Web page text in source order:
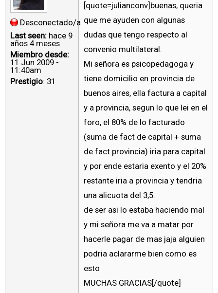
Desconectado/a
Last seen: hace 9
años 4 meses
Miembro desde:
11 Jun 2009 -
11:40am
Prestigio: 31
[quote=julianconv]buenas, queria
que me ayuden con algunas
dudas que tengo respecto al
convenio multilateral.
Mi señora es psicopedagoga y
tiene domicilio en provincia de
buenos aires, ella factura a capital
y a provincia, segun lo que lei en el
foro, el 80% de lo facturado
(suma de fact de capital + suma
de fact provincia) iria para capital
y por ende estaria exento y el 20%
restante iria a provincia y tendria
una alicuota del 3,5.
de ser asi lo estaba haciendo mal
y mi señora me va a matar por
hacerle pagar de mas jaja alguien
podria aclararme bien como es
esto
MUCHAS GRACIAS[/quote]